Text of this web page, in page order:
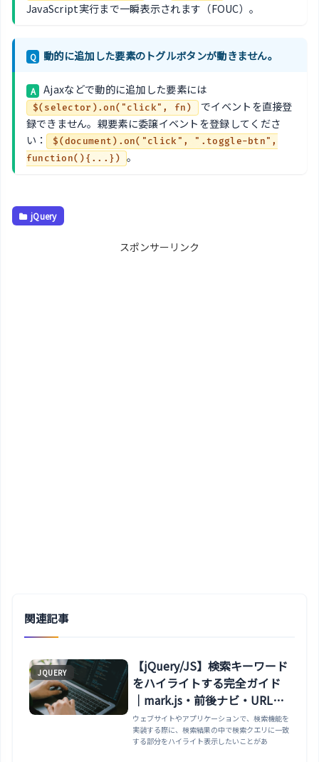
JavaScript実行まで一瞬表示されます（FOUC）。
Q 動的に追加した要素のトグルボタンが動きません。
A Ajaxなどで動的に追加した要素には
$(selector).on("click", fn)
でイベントを直接登
録できません。親要素に委譲イベントを登録してくださ
い：
$(document).on("click", ".toggle-btn",
function(){...})
。
jQuery
スポンサーリンク
関連記事
JQUERY
【jQuery/JS】検索キーワード
をハイライトする完全ガイド
｜mark.js・前後ナビ・URL自
動ハイライト・複数色・
debounce最適化まで
ウェブサイトやアプリケーションで、検索機能を
実装する際に、検索結果の中で検索クエリに一致
する部分をハイライト表示したいことがあ